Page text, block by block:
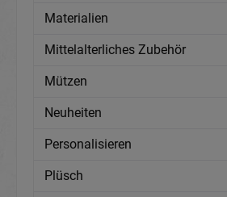
Materialien
Mittelalterliches Zubehör
Mützen
Neuheiten
Personalisieren
Plüsch